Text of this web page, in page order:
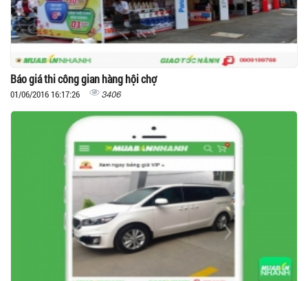
Báo giá thi công gian hàng hội chợ
01/06/2016 16:17:26 3406